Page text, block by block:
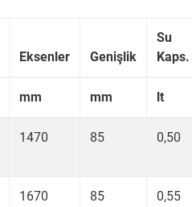
Eksenler Genişlik
Su
Kaps.
mm mm lt
1470 85 0,50
1670 85 0,55